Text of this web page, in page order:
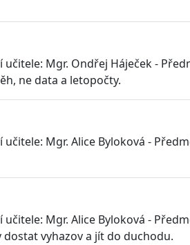
učitele: Mgr. Ondřej Háječek -
ne data a letopočty.
učitele: Mgr. Alice Byloková -
Mgr. Alice Byloková -
dostat vyhazov a jít do duchodu.